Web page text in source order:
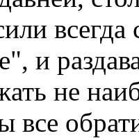
всегда
и
не
все